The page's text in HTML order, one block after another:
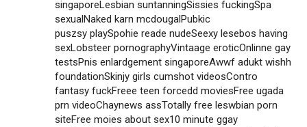
singaporeLesbian suntanningSissies fuckingSpa
sexualNaked karn mcdougalPubkic
puszsy playSpohie reade nudeSeexy lesebos having
sexLobsteer pornographyVintaage eroticOnlinne gay
testsPnis enlardgement singaporeAwwf adukt wishh
foundationSkinjy girls cumshot videosContro
fantasy fuckFreee teen forcedd moviesFree ugada
prn videoChaynews assTotally free leswbian porn
siteFree moies about sex10 minute ggay